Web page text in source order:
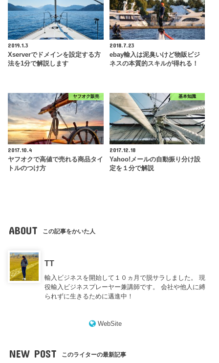
2019.1.3
Xserverでドメインを設定する方
法を1分で解説します
2018.7.23
ebay輸入は泥臭いけど物販ビジ
ネスの本質的スキルが得れる！
ヤフオク販売
2017.10.4
ヤフオクで高値で売れる商品タイ
トルのつけ方
基本知識
2017.12.18
Yahoo!メールの自動振り分け設
定を１分で解説
ABOUT この記事をかいた人
TT
輸入ビジネスを開始して１０ヵ月で脱サラしました。 現
役輸入ビジネスプレーヤー兼講師です。 会社や他人に縛
られずに生きるために邁進中！
WebSite
NEW POST このライターの最新記事